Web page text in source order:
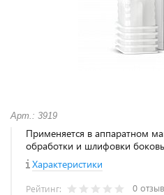
Арт.: 3919
Применяется в аппаратном
обработки и шлифовки
Характеристики
Рейтинг: 0